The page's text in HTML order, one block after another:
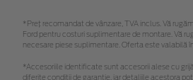
*Preţ recomandat de vânzare, TVA inclus. Vă
Ford pentru costuri suplimentare de montare. Vă
necesare piese suplimentare. Oferta este valabilă
*Accesoriile identificate sunt accesorii alese cu
diferite condiții de garanție, iar detaliile acestora